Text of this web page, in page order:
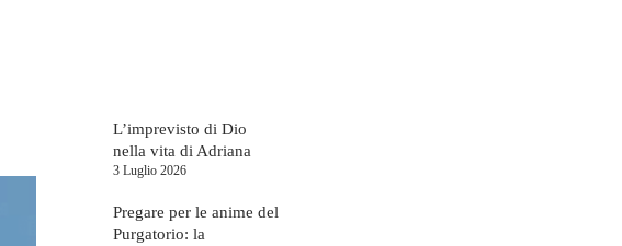
L’imprevisto di Dio
nella vita di Adriana
3 Luglio 2026
Pregare per le anime del
Purgatorio: la